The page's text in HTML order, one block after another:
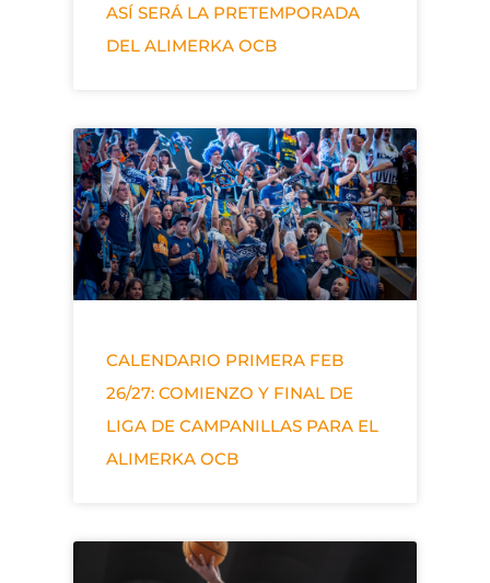
ASÍ SERÁ LA PRETEMPORADA
DEL ALIMERKA OCB
CALENDARIO PRIMERA FEB
26/27: COMIENZO Y FINAL DE
LIGA DE CAMPANILLAS PARA EL
ALIMERKA OCB